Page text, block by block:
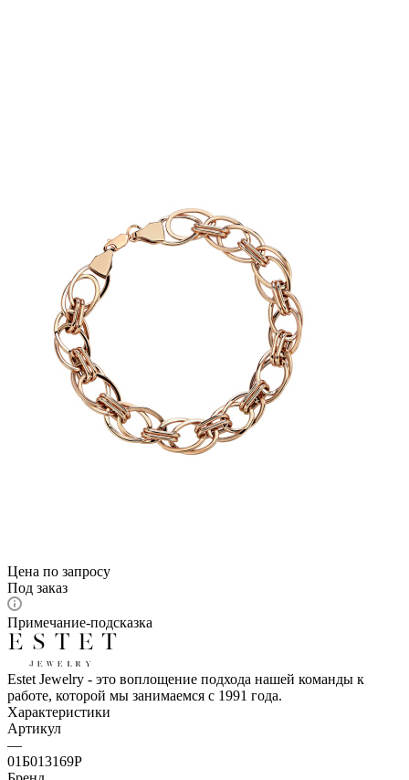
Цена по запросу
Под заказ
Примечание-подсказка
Estet Jewelry - это воплощение подхода нашей команды к
работе, которой мы занимаемся с 1991 года.
Характеристики
Артикул
—
01Б013169Р